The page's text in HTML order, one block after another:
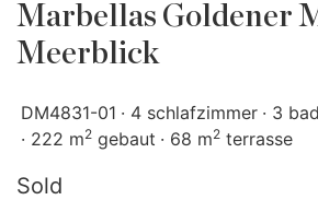
Marbellas Goldener
Meerblick
DM4831-01 4 schlafzimmer
3
222 m2 gebaut 68 m2 terrasse
Sold